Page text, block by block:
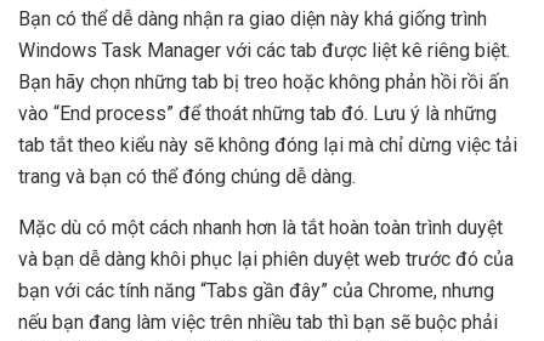
Bạn có thể dễ dàng nhận ra giao diện này khá giống trình
Windows Task Manager với các tab được liệt kê riêng biệt.
Bạn hãy chọn những tab bị treo hoặc không phản hồi rồi ấn
vào “End process” để thoát những tab đó. Lưu ý là những
tab tắt theo kiểu này sẽ không đóng lại mà chỉ dừng việc tải
trang và bạn có thể đóng chúng dễ dàng.
Mặc dù có một cách nhanh hơn là tắt hoàn toàn trình duyệt
và bạn dễ dàng khôi phục lại phiên duyệt web trước đó của
bạn với các tính năng “Tabs gần đây” của Chrome, nhưng
nếu bạn đang làm việc trên nhiều tab thì bạn sẽ buộc phải